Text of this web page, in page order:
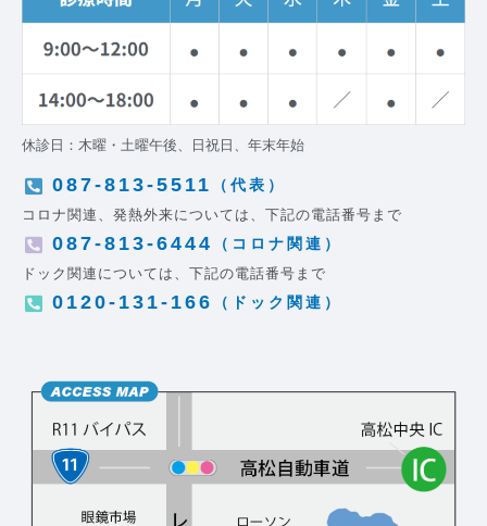
休診日：木曜・土曜午後、日祝日、年末年始
087-813-5511 （代表）
コロナ関連、発熱外来については、下記の電話番号まで
087-813-6444 （コロナ関連）
ドック関連については、下記の電話番号まで
0120-131-166 （ドック関連）